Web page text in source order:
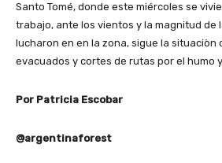
Santo Tomé, donde este miércoles se
trabajo, ante los vientos y la magnitud de
lucharon en en la zona, sigue la situaciòn
evacuados y cortes de rutas por el humo
Por Patricia Escobar
@argentinaforest